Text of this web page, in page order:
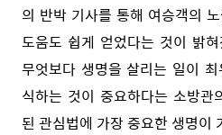
의 반박 기사를 통해 여승객의
도움도 쉽게 얻었다는 것이 밝
무엇보다 생명을 살리는 일이
식하는 것이 중요하다는 소방관
된 관심법에 가장 중요한 생명이